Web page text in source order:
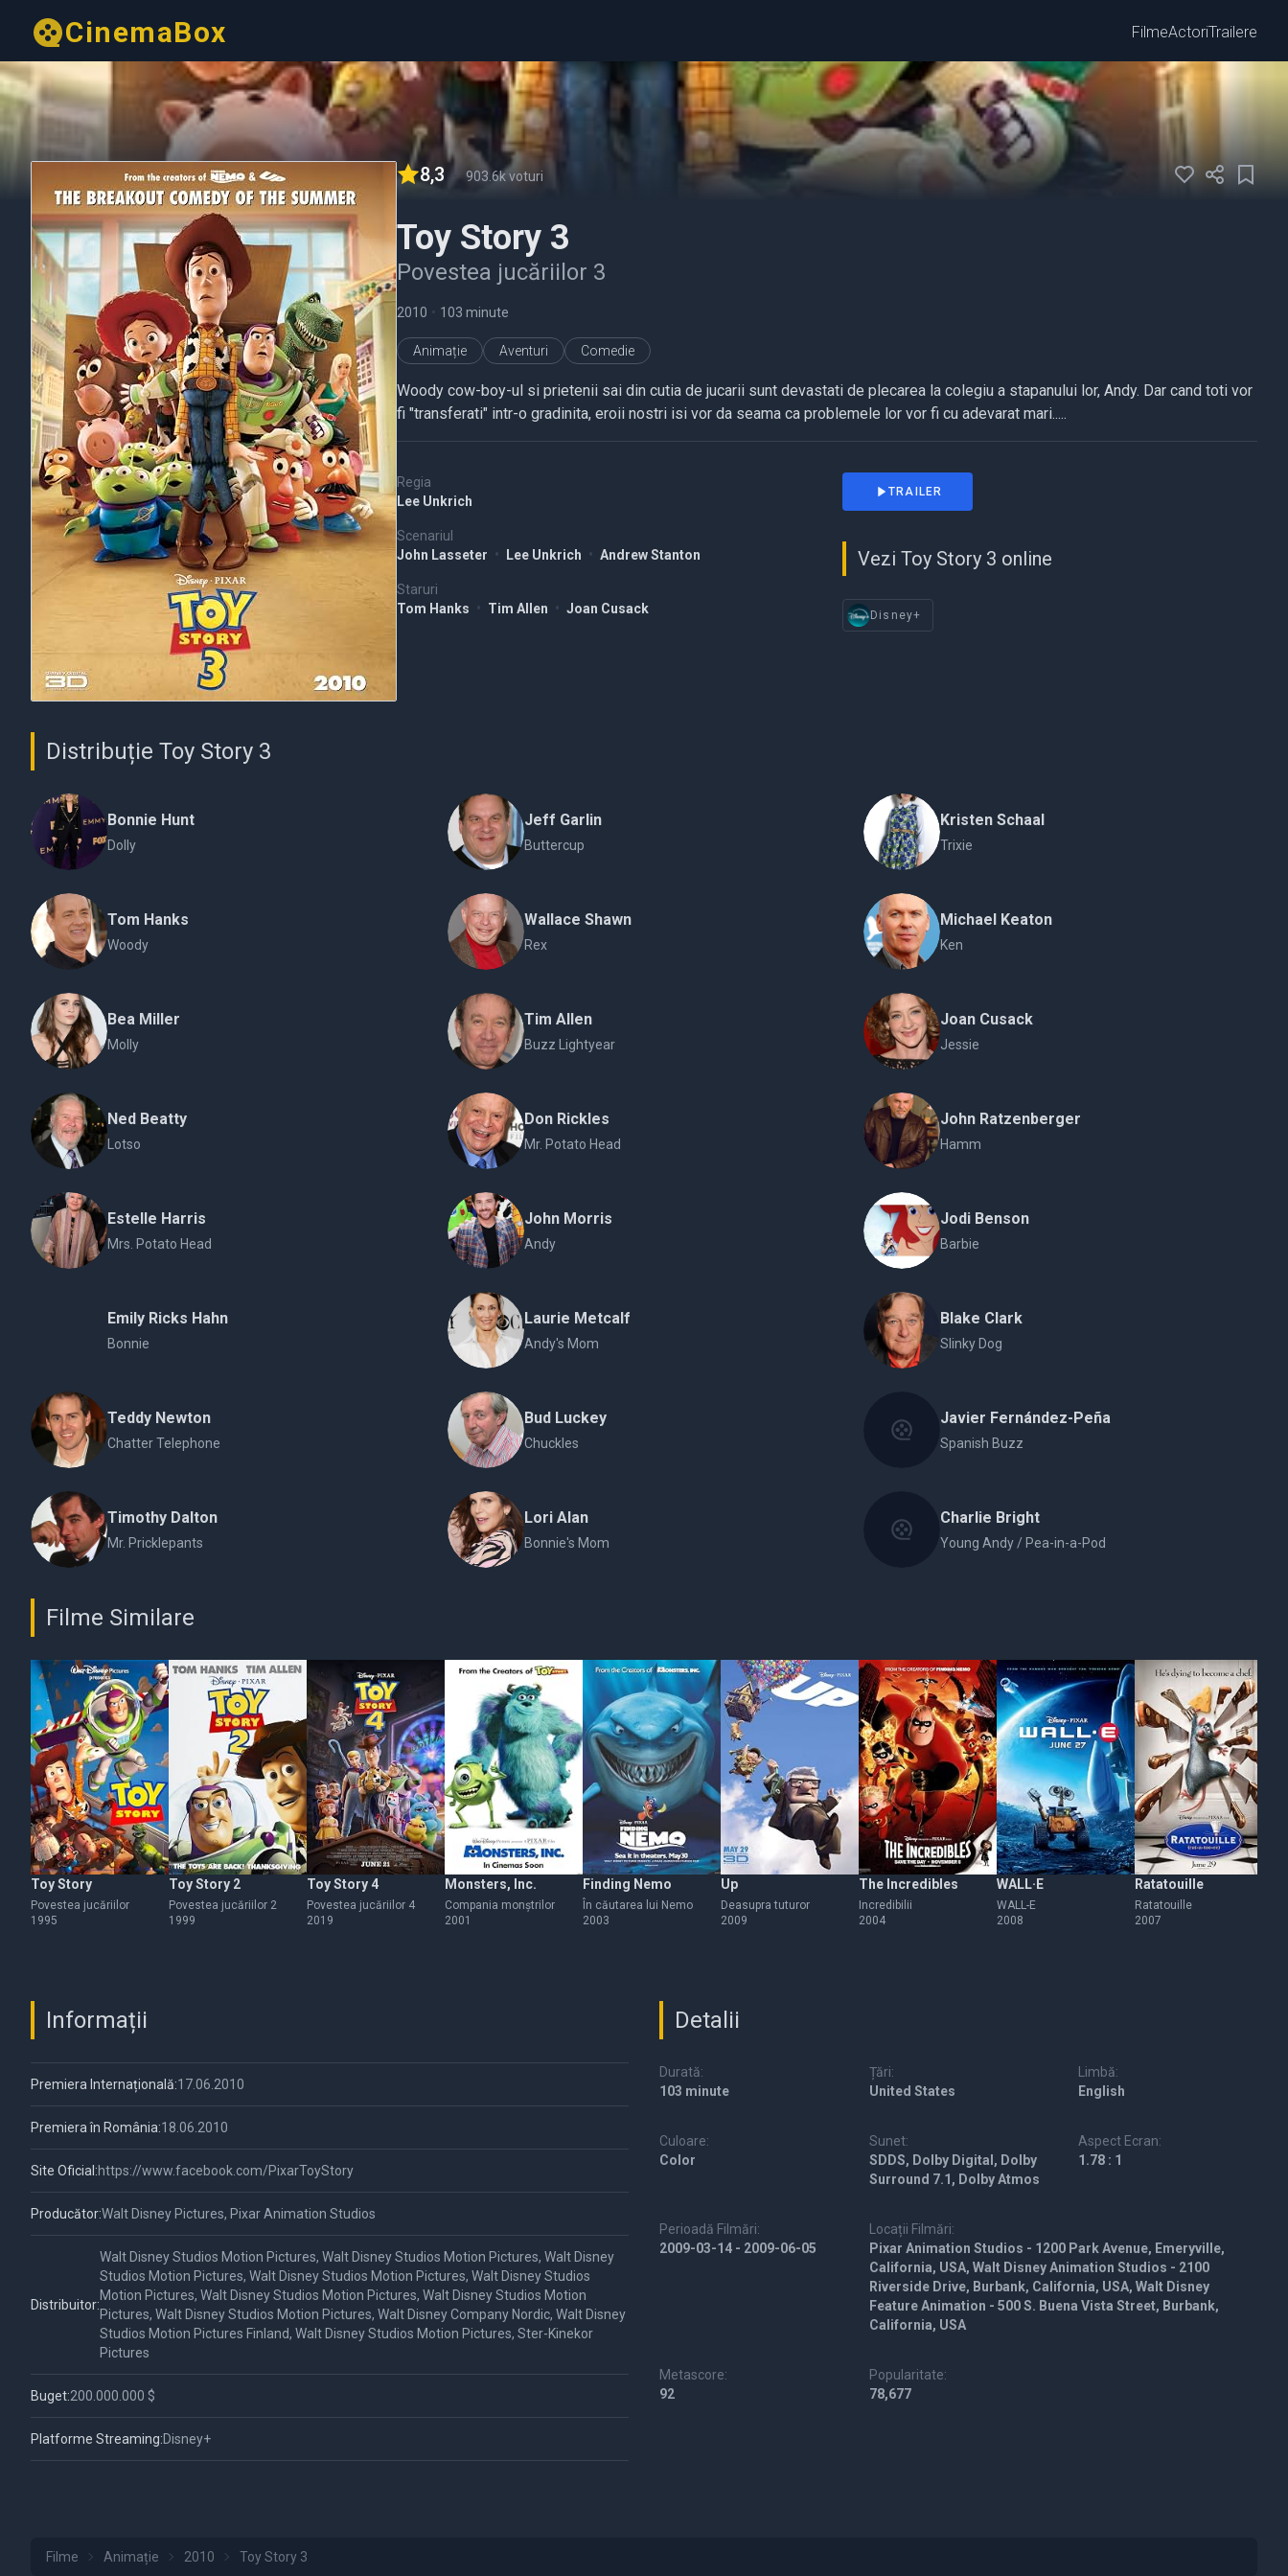
CinemaBox FilmeActoriTrailere
8,3 - 903.6k voturi
Toy Story 3
Povestea jucăriilor 3
2010 • 103 minute
Animație Aventuri Comedie
Woody cow-boy-ul si prietenii sai din cutia de jucarii sunt devastati de plecarea la colegiu a stapanului lor, Andy. Dar cand toti vor
fi "transferati" intr-o gradinita, eroii nostri isi vor da seama ca problemele lor vor fi cu adevarat mari.....
Regia
Lee Unkrich
Scenariul
John Lasseter • Lee Unkrich • Andrew Stanton
Staruri
Tom Hanks • Tim Allen • Joan Cusack
TRAILER
Vezi Toy Story 3 online
Disney+
Distribuție Toy Story 3
Bonnie Hunt
Dolly
Jeff Garlin
Buttercup
Kristen Schaal
Trixie
Tom Hanks
Woody
Wallace Shawn
Rex
Michael Keaton
Ken
Bea Miller
Molly
Tim Allen
Buzz Lightyear
Joan Cusack
Jessie
Ned Beatty
Lotso
Don Rickles
Mr. Potato Head
John Ratzenberger
Hamm
Estelle Harris
Mrs. Potato Head
John Morris
Andy
Jodi Benson
Barbie
Emily Ricks Hahn
Bonnie
Laurie Metcalf
Andy's Mom
Blake Clark
Slinky Dog
Teddy Newton
Chatter Telephone
Bud Luckey
Chuckles
Javier Fernández-Peña
Spanish Buzz
Timothy Dalton
Mr. Pricklepants
Lori Alan
Bonnie's Mom
Charlie Bright
Young Andy / Pea-in-a-Pod
Filme Similare
Toy Story
Povestea jucăriilor
1995
Toy Story 2
Povestea jucăriilor 2
1999
Toy Story 4
Povestea jucăriilor 4
2019
Monsters, Inc.
Compania monștrilor
2001
Finding Nemo
În căutarea lui Nemo
2003
Up
Deasupra tuturor
2009
The Incredibles
Incredibilii
2004
WALL·E
WALL-E
2008
Ratatouille
Ratatouille
2007
Informații
Premiera Internațională:17.06.2010
Premiera în România:18.06.2010
Site Oficial:https://www.facebook.com/PixarToyStory
Producător:Walt Disney Pictures, Pixar Animation Studios
Distribuitor:
Walt Disney Studios Motion Pictures, Walt Disney Studios Motion Pictures, Walt Disney
Studios Motion Pictures, Walt Disney Studios Motion Pictures, Walt Disney Studios
Motion Pictures, Walt Disney Studios Motion Pictures, Walt Disney Studios Motion
Pictures, Walt Disney Studios Motion Pictures, Walt Disney Company Nordic, Walt Disney
Studios Motion Pictures Finland, Walt Disney Studios Motion Pictures, Ster-Kinekor
Pictures
Buget:200.000.000 $
Platforme Streaming:Disney+
Detalii
Durată:
103 minute
Țări:
United States
Limbă:
English
Culoare:
Color
Sunet:
SDDS, Dolby Digital, Dolby
Surround 7.1, Dolby Atmos
Aspect Ecran:
1.78 : 1
Perioadă Filmări:
2009-03-14 - 2009-06-05
Locații Filmări:
Pixar Animation Studios - 1200 Park Avenue, Emeryville,
California, USA, Walt Disney Animation Studios - 2100
Riverside Drive, Burbank, California, USA, Walt Disney
Feature Animation - 500 S. Buena Vista Street, Burbank,
California, USA
Metascore:
92
Popularitate:
78,677
Filme Animație 2010 Toy Story 3